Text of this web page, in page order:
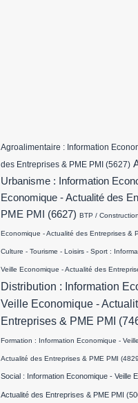
Agroalimentaire : Information
des Entreprises & PME PMI (5627)
Urbanisme : Information
Economique - Actualité des
PME PMI
(6627) BTP /
Economique - Actualité des Entreprises &
Culture - Tourisme - Loisirs - Sport :
Veille Economique - Actualité des
Distribution : Information
Veille Economique -
Entreprises & PME PMI
Formation : Information Economique -
Actualité des Entreprises & PME PMI
Social : Information Economique - Veille
Actualité des Entreprises & PME PMI